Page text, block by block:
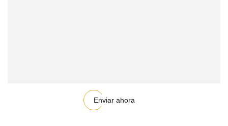
Enviar ahora